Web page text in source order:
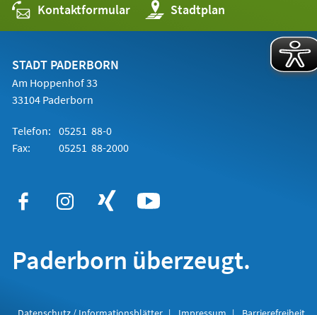
Kontaktformular Stadtplan
(Öffnet
in
einem
STADT PADERBORN
Am Hoppenhof 33
33104 Paderborn
Telefon: 05251 88-0
Fax:
05251 88-2000
Paderborn überzeugt.